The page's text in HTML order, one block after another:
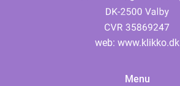
web: www.klikko.dk
Menu